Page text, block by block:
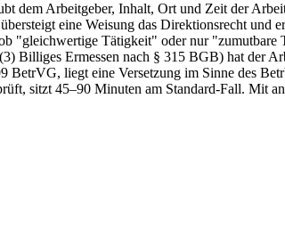
dem Arbeitgeber, Inhalt, Ort und Zeit der
eine Weisung das Direktionsrecht
"gleichwertige Tätigkeit" oder nur "zumutbare
Billiges Ermessen nach § 315 BGB) hat der
BetrVG, liegt eine Versetzung im Sinne des
sitzt 45–90 Minuten am Standard-Fall. Mit